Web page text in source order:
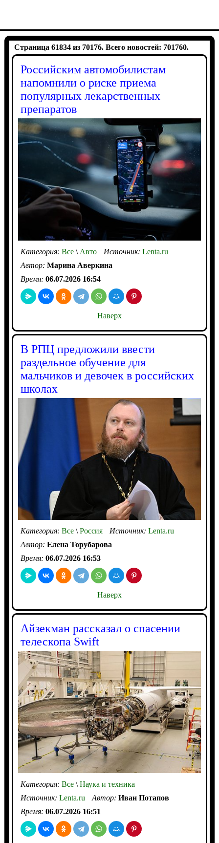
Страница 61834 из 70176. Всего новостей: 701760.
Российским автомобилистам
напомнили о риске приема
популярных лекарственных
препаратов
Категория: Все\Авто Источник: Lenta.ru
Автор: Марина Аверкина
Время: 06.07.2026 16:54
Наверх
В РПЦ предложили ввести
раздельное обучение для
мальчиков и девочек в российских
школах
Категория: Все\Россия Источник: Lenta.ru
Автор: Елена Торубарова
Время: 06.07.2026 16:53
Наверх
Айзекман рассказал о спасении
телескопа Swift
Категория: Все\Наука и техника
Источник: Lenta.ru Автор: Иван Потапов
Время: 06.07.2026 16:51